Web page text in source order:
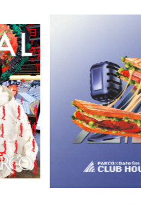
ニュース
レストラン・カフェ
TAX FREE
PARCOメンバーズ
JP
한국어
ภาษาไทย
日本語